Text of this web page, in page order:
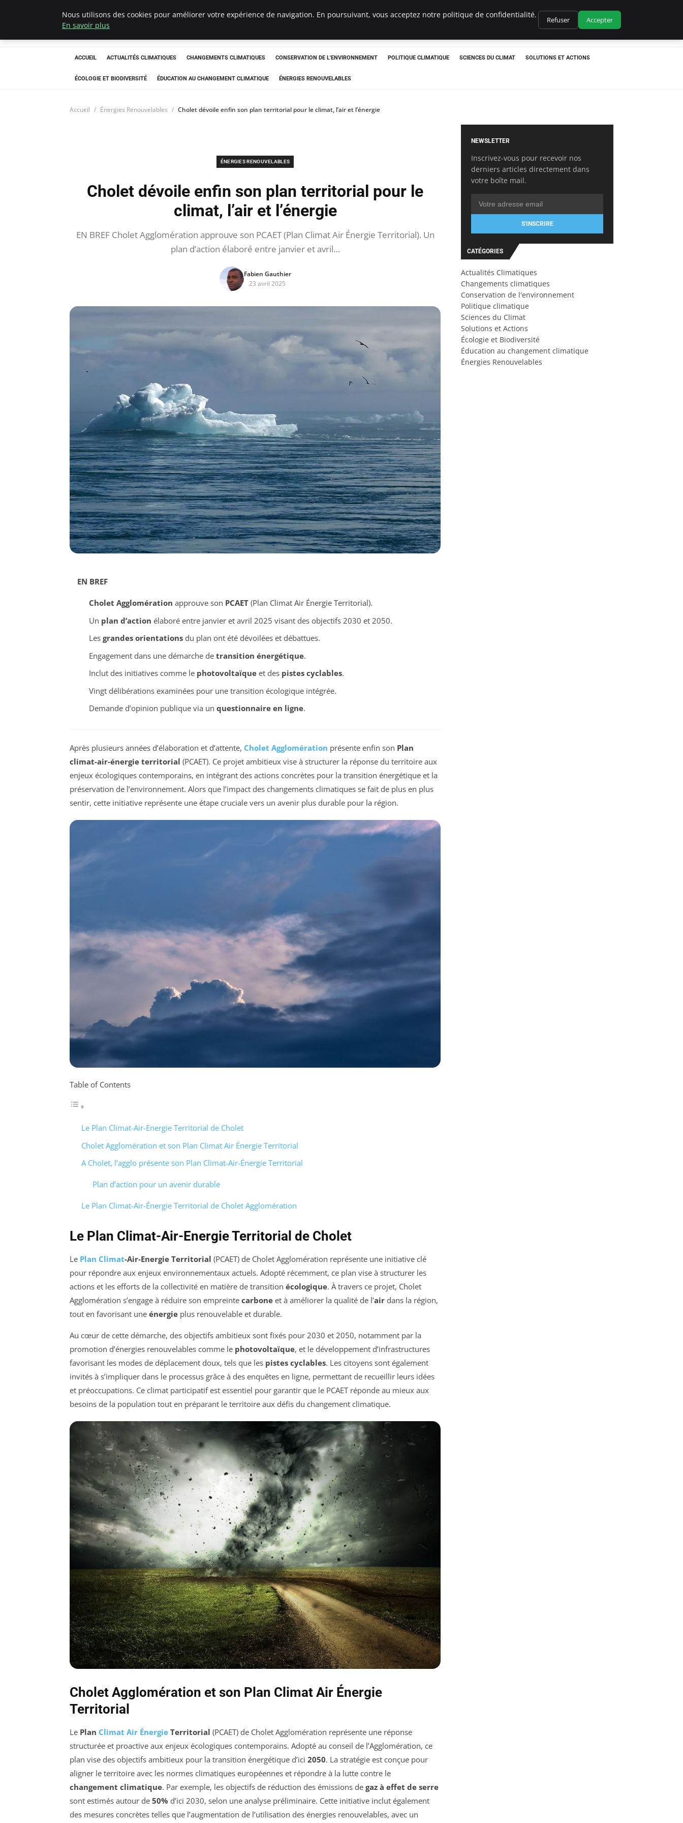
Climatedebtagents
ACCUEIL ACTUALITÉS CLIMATIQUES CHANGEMENTS CLIMATIQUES CONSERVATION DE L'ENVIRONNEMENT POLITIQUE CLIMATIQUE SCIENCES DU CLIMAT SOLUTIONS ET ACTIONS
ÉCOLOGIE ET BIODIVERSITÉ ÉDUCATION AU CHANGEMENT CLIMATIQUE ÉNERGIES RENOUVELABLES
Accueil Énergies Renouvelables Cholet dévoile enfin son plan territorial pour le climat, l’air et l’énergie
ÉNERGIES RENOUVELABLES
Cholet dévoile enfin son plan territorial pour le
climat, l’air et l’énergie
EN BREF Cholet Agglomération approuve son PCAET (Plan Climat Air Énergie Territorial). Un
plan d’action élaboré entre janvier et avril…
Fabien Gauthier
23 avril 2025
EN BREF
Cholet Agglomération approuve son PCAET(Plan Climat Air Énergie Territorial).
Un plan d’action élaboré entre janvier et avril 2025 visant des objectifs 2030 et 2050.
Les grandes orientationsdu plan ont été dévoilées et débattues.
Engagement dans une démarche de transition énergétique.
Inclut des initiatives comme le photovoltaïqueet des pistes cyclables.
Vingt délibérations examinées pour une transition écologique intégrée.
Demande d’opinion publique via un questionnaire en ligne.
Après plusieurs années d’élaboration et d’attente, Cholet Agglomération présente enfin son Plan
climat-air-énergie territorial (PCAET). Ce projet ambitieux vise à structurer la réponse du territoire aux
enjeux écologiques contemporains, en intégrant des actions concrètes pour la transition énergétique et la
préservation de l’environnement. Alors que l’impact des changements climatiques se fait de plus en plus
sentir, cette initiative représente une étape cruciale vers un avenir plus durable pour la région.
Table of Contents
Le Plan Climat-Air-Energie Territorial de Cholet
Cholet Agglomération et son Plan Climat Air Énergie Territorial
A Cholet, l’agglo présente son Plan Climat-Air-Énergie Territorial
Plan d’action pour un avenir durable
Le Plan Climat-Air-Énergie Territorial de Cholet Agglomération
Le Plan Climat-Air-Energie Territorial de Cholet
Le Plan Climat-Air-Energie Territorial (PCAET) de Cholet Agglomération représente une initiative clé
pour répondre aux enjeux environnementaux actuels. Adopté récemment, ce plan vise à structurer les
actions et les efforts de la collectivité en matière de transition écologique. À travers ce projet, Cholet
Agglomération s’engage à réduire son empreinte carbone et à améliorer la qualité de l’air dans la région,
tout en favorisant une énergie plus renouvelable et durable.
Au cœur de cette démarche, des objectifs ambitieux sont fixés pour 2030 et 2050, notamment par la
promotion d’énergies renouvelables comme le photovoltaïque, et le développement d’infrastructures
favorisant les modes de déplacement doux, tels que les pistes cyclables. Les citoyens sont également
invités à s’impliquer dans le processus grâce à des enquêtes en ligne, permettant de recueillir leurs idées
et préoccupations. Ce climat participatif est essentiel pour garantir que le PCAET réponde au mieux aux
besoins de la population tout en préparant le territoire aux défis du changement climatique.
Cholet Agglomération et son Plan Climat Air Énergie
Territorial
Le Plan Climat Air Énergie Territorial (PCAET) de Cholet Agglomération représente une réponse
structurée et proactive aux enjeux écologiques contemporains. Adopté au conseil de l’Agglomération, ce
plan vise des objectifs ambitieux pour la transition énergétique d’ici 2050. La stratégie est conçue pour
aligner le territoire avec les normes climatiques européennes et répondre à la lutte contre le
changement climatique. Par exemple, les objectifs de réduction des émissions de gaz à effet de serre
sont estimés autour de 50% d’ici 2030, selon une analyse préliminaire. Cette initiative inclut également
des mesures concrètes telles que l’augmentation de l’utilisation des énergies renouvelables, avec un
NEWSLETTER
Inscrivez-vous pour recevoir nos
derniers articles directement dans
votre boîte mail.
S'INSCRIRE
CATÉGORIES
Actualités Climatiques
Changements climatiques
Conservation de l'environnement
Politique climatique
Sciences du Climat
Solutions et Actions
Écologie et Biodiversité
Éducation au changement climatique
Énergies Renouvelables
Nous utilisons des cookies pour améliorer votre expérience de navigation. En poursuivant, vous acceptez notre politique de confidentialité.
En savoir plus
Refuser Accepter